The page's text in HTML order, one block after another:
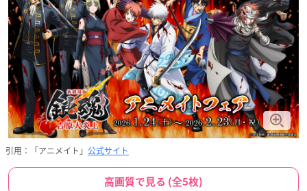
引用：「アニメイト」 公式サイト
高画質で見る (全5枚)